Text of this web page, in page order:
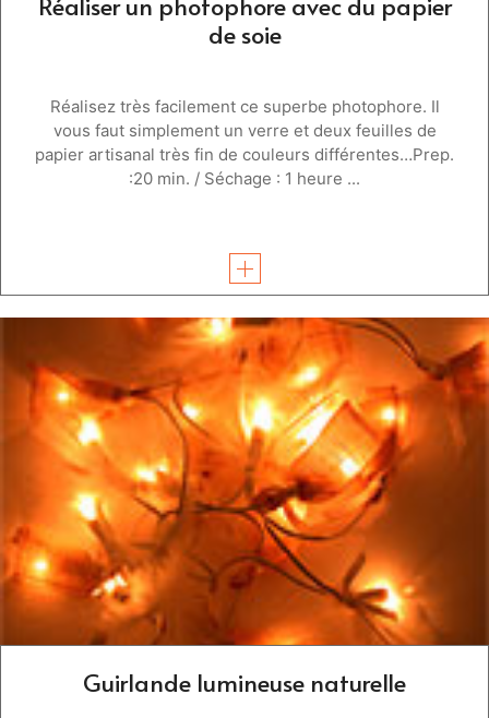
de soie
Réalisez très facilement ce superbe photophore. Il
vous faut simplement un verre et deux feuilles de
papier artisanal très fin de couleurs différentes…Prep.
:20 min. / Séchage : 1 heure ...
Guirlande lumineuse naturelle